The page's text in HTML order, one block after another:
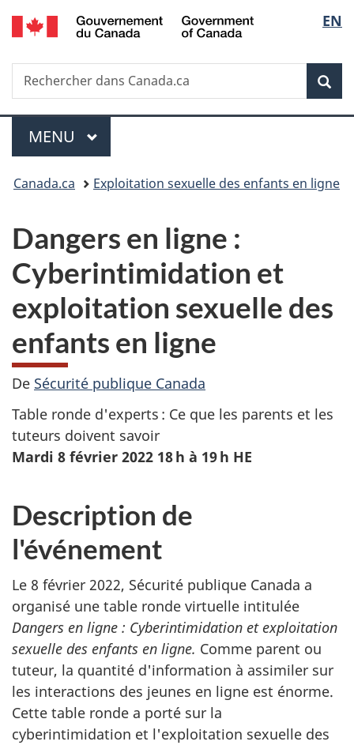
Passer
au
principal
Passer
à
Au
du
Passer
à
version
simplifiée
de
la
EN
Recherche
Rechercher
dans
Menu
MENU PRINCIPAL
Vous
ici :
Canada.ca Exploitation sexuelle des enfants en ligne
Dangers en ligne :
Cyberintimidation et
exploitation sexuelle des
enfants en ligne
De Sécurité publique Canada
Table ronde d'experts : Ce que les parents et les
tuteurs doivent savoir
Mardi 8 février 2022 18 h à 19 h HE
Description de
l'événement
Le 8 février 2022, Sécurité publique Canada a
organisé une table ronde virtuelle intitulée
Dangers en ligne : Cyberintimidation et exploitation
sexuelle des enfants en ligne. Comme parent ou
tuteur, la quantité d'information à assimiler sur
les interactions des jeunes en ligne est énorme.
Cette table ronde a porté sur la
cyberintimidation et l'exploitation sexuelle des